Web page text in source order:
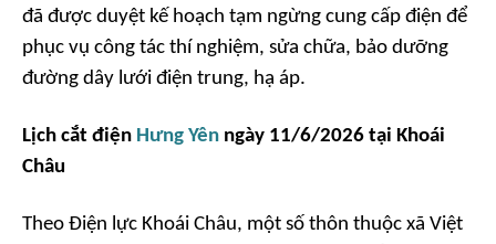
đã được duyệt kế hoạch tạm ngừng cung cấp điện để
phục vụ công tác thí nghiệm, sửa chữa, bảo dưỡng
đường dây lưới điện trung, hạ áp.
Lịch cắt điện Hưng Yên ngày 11/6/2026 tại Khoái
Châu
Theo Điện lực Khoái Châu, một số thôn thuộc xã Việt